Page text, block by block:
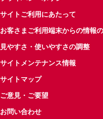
サイトご利用にあたって
お客さまご利用端末からの情報
見やすさ・使いやすさの調整
サイトメンテナンス情報
サイトマップ
ご意見・ご要望
お問い合わせ